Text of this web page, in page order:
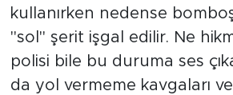
kullanırken nedense
"sol" şerit işgal edilir. Ne
polisi bile bu duruma ses
da yol vermeme kavgaları